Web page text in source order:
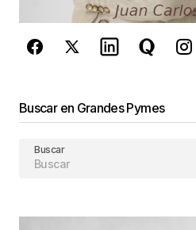
Enviar Comentario
Buscar en Grandes Pymes
Buscar